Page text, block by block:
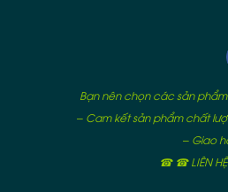
Bạn nên chọn các sản
– Cam kết sản phẩm chất
– Giao
☎ ☎ LIÊN HỆ